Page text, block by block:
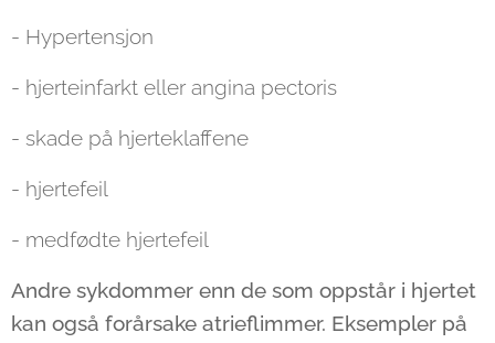
- Hypertensjon
- hjerteinfarkt eller angina pectoris
- skade på hjerteklaffene
- hjertefeil
- medfødte hjertefeil
Andre sykdommer enn de som oppstår i hjertet
kan også forårsake atrieflimmer. Eksempler på